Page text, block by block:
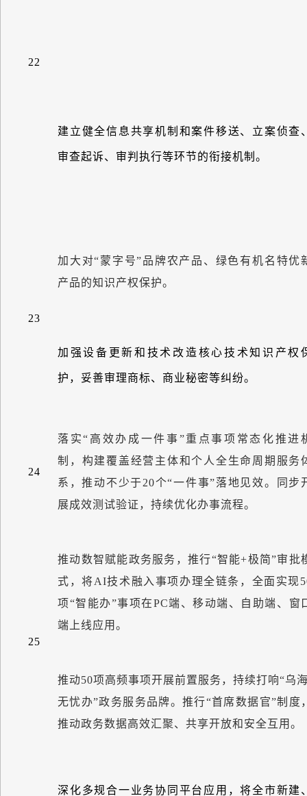
22
建立健全信息共享机制和案件移送、立案侦查
审查起诉、审判执行等环节的衔接机制。
23
加大对“蒙字号”品牌农产品、绿色有机名特优
产品的知识产权保护。
加强设备更新和技术改造核心技术知识产权
护，妥善审理商标、商业秘密等纠纷。
24
落实“ 高效办成一件事”重点事项常态化推进
制，构建覆盖经营主体和个人全生命周期服务
系，推动不少于20个“一件事”落地见效。同步
展成效测试验证，持续优化办事流程。
25
推动数智赋能政务服务，推行“智能+极简”审批
式，将AI技术融入事项办理全链条，全面实现
项“智能办”事项在PC端、移动端、自助端、窗
端上线应用。
推动50项高频事项开展前置服务，持续打响“乌
无忧办”政务服务品牌。推行“首席数据官”制度
推动政务数据高效汇聚、共享开放和安全互用。
深化多规合一业务协同平台应用，将全市新建